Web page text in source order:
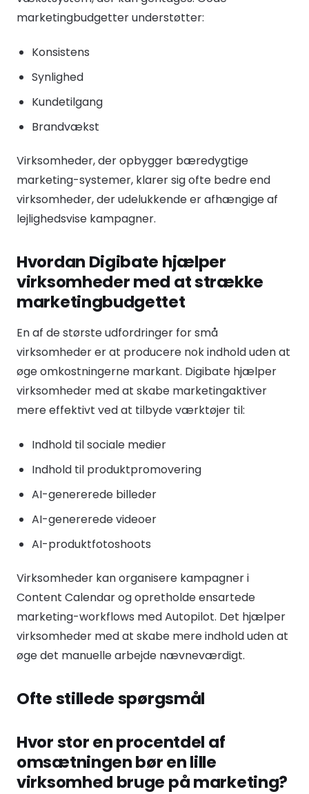
marketingbudgetter understøtter:
Konsistens
Synlighed
Kundetilgang
Brandvækst
Virksomheder, der opbygger bæredygtige
marketing-systemer, klarer sig ofte bedre end
virksomheder, der udelukkende er afhængige af
lejlighedsvise kampagner.
Hvordan Digibate hjælper
virksomheder med at strække
marketingbudgettet
En af de største udfordringer for små
virksomheder er at producere nok indhold uden at
øge omkostningerne markant. Digibate hjælper
virksomheder med at skabe marketingaktiver
mere effektivt ved at tilbyde værktøjer til:
Indhold til sociale medier
Indhold til produktpromovering
AI-genererede billeder
AI-genererede videoer
AI-produktfotoshoots
Virksomheder kan organisere kampagner i
Content Calendar og opretholde ensartede
marketing-workflows med Autopilot. Det hjælper
virksomheder med at skabe mere indhold uden at
øge det manuelle arbejde nævneværdigt.
Ofte stillede spørgsmål
Hvor stor en procentdel af
omsætningen bør en lille
virksomhed bruge på marketing?